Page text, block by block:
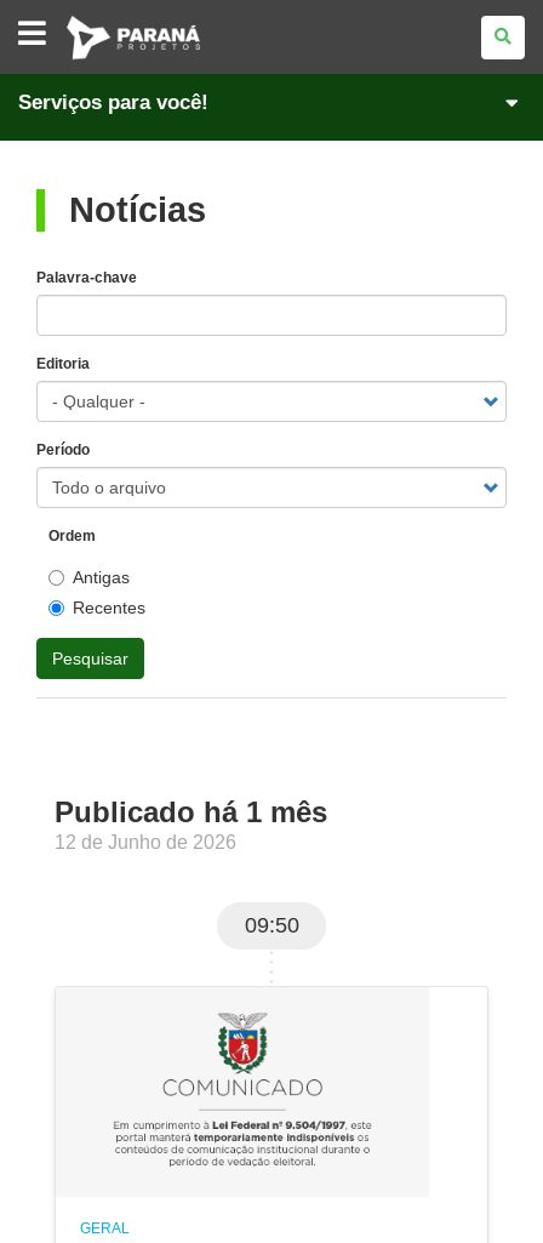
PARANÁ
PROJETOS
Serviços para você!
Notícias
Palavra-chave
Editoria
Período
Ordem
Antigas
Recentes
Pesquisar
Publicado há 1 mês
12 de Junho de 2026
09:50
GERAL